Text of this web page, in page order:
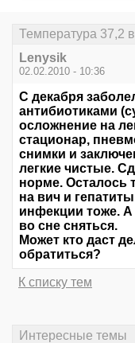
Температура 37,2
Lenysik
02.02.2010 - 10:36
С декабря
антибиотиками
осложнение на
стационар,
снимки и
легкие чистые.
норме. Осталось
на вич и
инфекции тоже. А
во сне сняться.
Может кто даст
обратиться?
К списку тем
Интересные темы